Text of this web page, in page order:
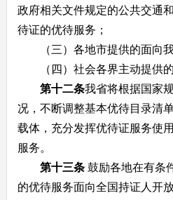
政府相关文件规定的公共交通
待证的优待服务；
（三）各地市提供的面向我
（四）社会各界主动提供的
第十二条我省将根据国家
况，不断调整基本优待目录清
载体，充分发挥优待证服务使
服务。
第十三条鼓励各地在有条
的优待服务面向全国持证人开放